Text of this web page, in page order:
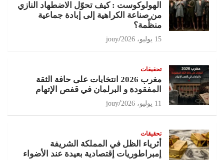
الهولوكوست : كيف تحوّل الاضطهاد النازي
من صناعة الكراهية إلى إبادة جماعية
منظّمة؟
15 يوليو، 2026 jouy
تحقيقات
مغرب 2026 انتخابات على حافة الثقة
المفقودة و البرلمان في قفص الإتهام
11 يوليو، 2026 jouy
تحقيقات
أثرياء الظل في المملكة الشريفة
إمبراطوريات إقتصادية بعيدة عند الأضواء